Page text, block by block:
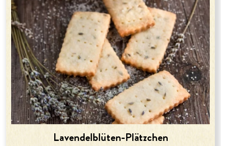
Lavendelblüten-Plätzchen